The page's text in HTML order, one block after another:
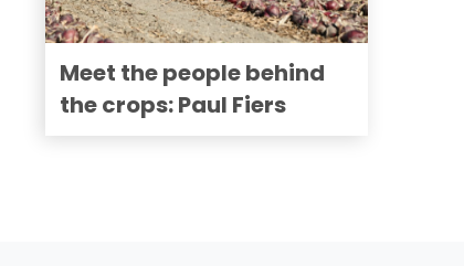
Meet the people behind
the crops: Paul Fiers